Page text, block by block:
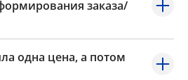
заказа/
одна цена, а потом